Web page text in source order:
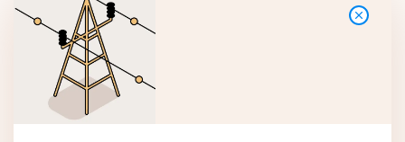
Question3 /3